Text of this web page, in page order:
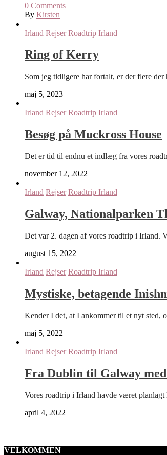
0 Comments
By Kirsten
Irland Rejser Roadtrip Irland
Ring of Kerry
Som jeg tidligere har fortalt, er der flere
maj 5, 2023
Irland Rejser Roadtrip Irland
Besøg på Muckross House
Det er tid til endnu et indlæg fra vores
november 12, 2022
Irland Rejser Roadtrip Irland
Galway, Nationalparken
Det var 2. dagen af vores roadtrip i Irland.
august 15, 2022
Irland Rejser Roadtrip Irland
Mystiske, betagende
Kender I det, at I ankommer til et nyt sted,
maj 5, 2022
Irland Rejser Roadtrip Irland
Fra Dublin til Galway med
Vores roadtrip i Irland havde været
april 4, 2022
VELKOMMEN